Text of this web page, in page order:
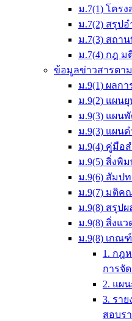
ม.7(1) โคร
ม.7(2) สรุป
ม.7(3) สถา
ม.7(4) กฎ
ข้อมูลข่าวสารตา
ม.9(1) ผลก
ม.9(2) แผน
ม.9(3) แผน
ม.9(3) แผน
ม.9(4) คู่มือ
ม.9(5) สิ่งพิ
ม.9(6) สัมป
ม.9(7) มติค
ม.9(8) สรุป
ม.9(8) สิ่งแ
ม.9(8) เกณ
1. กฎ
การจั
2. แผ
3. รา
สอบร